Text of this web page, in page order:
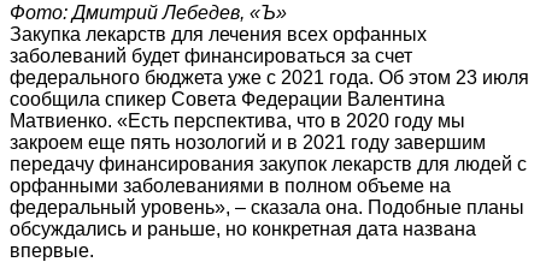
Фото: Дмитрий Лебедев, «Ъ»
Закупка лекарств для лечения всех орфанных
заболеваний будет финансироваться за счет
федерального бюджета уже с 2021 года. Об этом 23 июля
сообщила спикер Совета Федерации Валентина
Матвиенко. «Есть перспектива, что в 2020 году мы
закроем еще пять нозологий и в 2021 году завершим
передачу финансирования закупок лекарств для людей с
орфанными заболеваниями в полном объеме на
федеральный уровень», – сказала она. Подобные планы
обсуждались и раньше, но конкретная дата названа
впервые.